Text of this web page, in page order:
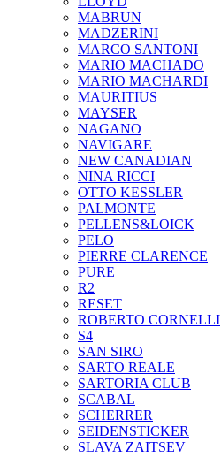
MABRUN
MADZERINI
MARCO SANTONI
MARIO MACHADO
MARIO MACHARDI
MAURITIUS
MAYSER
NAGANO
NAVIGARE
NEW CANADIAN
NINA RICCI
OTTO KESSLER
PALMONTE
PELLENS&LOICK
PELO
PIERRE CLARENCE
PURE
R2
RESET
ROBERTO CORNELLI
S4
SAN SIRO
SARTO REALE
SARTORIA CLUB
SCABAL
SCHERRER
SEIDENSTICKER
SLAVA ZAITSEV